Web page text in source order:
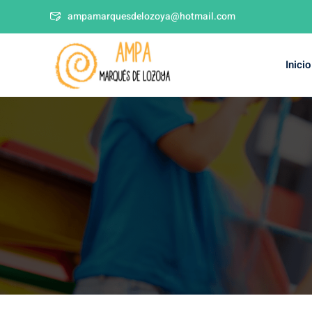
ampamarquesdelozoya@hotmail.com
Inicio